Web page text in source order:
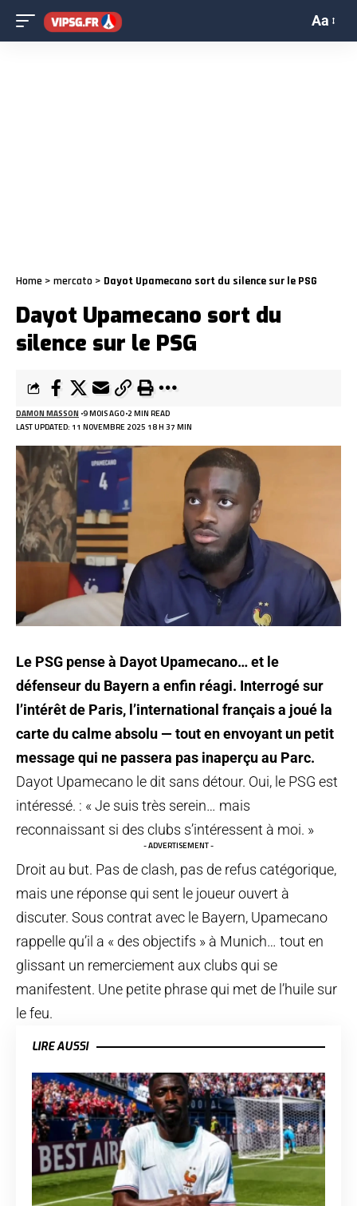
Aa
Home > mercato > Dayot Upamecano sort du silence sur le PSG
Dayot Upamecano sort du
silence sur le PSG
LAST UPDATED: 11 NOVEMBRE 2025 18 H 37 MIN
DAMON MASSON 9 MOIS AGO 2 MIN READ
Le PSG pense à Dayot Upamecano… et le
défenseur du Bayern a enfin réagi. Interrogé sur
l’intérêt de Paris, l’international français a joué la
carte du calme absolu — tout en envoyant un petit
message qui ne passera pas inaperçu au Parc.
Dayot Upamecano le dit sans détour. Oui, le PSG est
intéressé. : « Je suis très serein… mais
reconnaissant si des clubs s’intéressent à moi. »
- ADVERTISEMENT -
Droit au but. Pas de clash, pas de refus catégorique,
mais une réponse qui sent le joueur ouvert à
discuter. Sous contrat avec le Bayern, Upamecano
rappelle qu’il a « des objectifs » à Munich… tout en
glissant un remerciement aux clubs qui se
manifestent. Une petite phrase qui met de l’huile sur
le feu.
LIRE AUSSI